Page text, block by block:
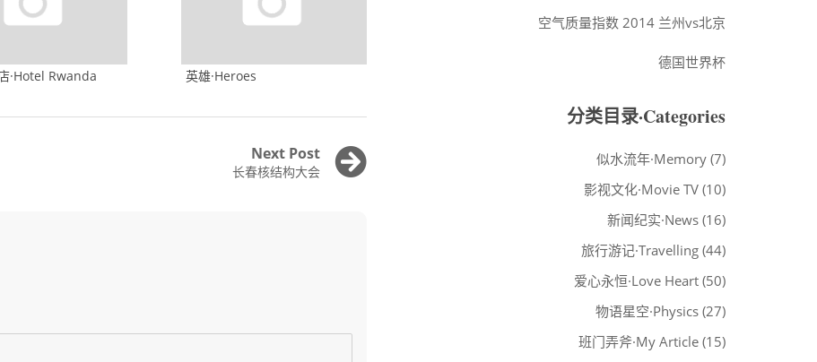
·Hotel Rwanda 英雄·Heroes
Next Post
Next
长春核结构大会
空气质量指数 2014 兰州vs北京
德国世界杯
分类目录·Categories
似水流年·Memory (7)
影视文化·Movie TV (10)
新闻纪实·News (16)
旅行游记·Travelling (44)
爱心永恒·Love Heart (50)
物语星空·Physics (27)
班门弄斧·My Article (15)